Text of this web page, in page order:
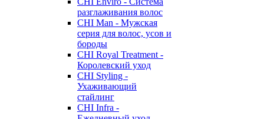
разглаживания волос
CHI Man - Мужская
серия для волос, усов и
бороды
CHI Royal Treatment -
Королевский уход
CHI Styling -
Ухаживающий
стайлинг
CHI Infra -